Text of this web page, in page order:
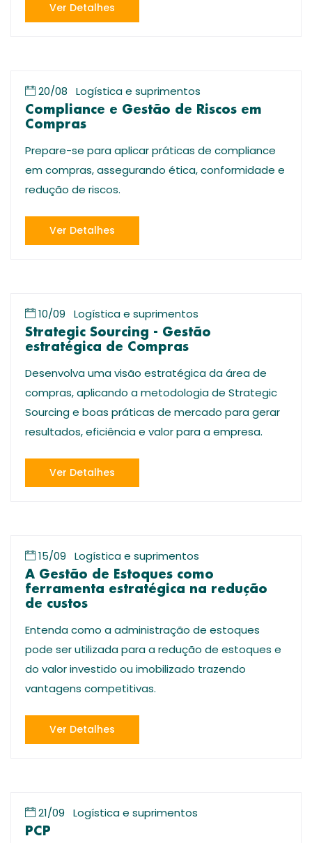
Ver Detalhes
20/08 Logística e suprimentos
Compliance e Gestão de Riscos em
Compras
Prepare-se para aplicar práticas de compliance
em compras, assegurando ética, conformidade e
redução de riscos.
Ver Detalhes
10/09 Logística e suprimentos
Strategic Sourcing - Gestão
estratégica de Compras
Desenvolva uma visão estratégica da área de
compras, aplicando a metodologia de Strategic
Sourcing e boas práticas de mercado para gerar
resultados, eficiência e valor para a empresa.
Ver Detalhes
15/09 Logística e suprimentos
A Gestão de Estoques como
ferramenta estratégica na redução
de custos
Entenda como a administração de estoques
pode ser utilizada para a redução de estoques e
do valor investido ou imobilizado trazendo
vantagens competitivas.
Ver Detalhes
21/09 Logística e suprimentos
PCP